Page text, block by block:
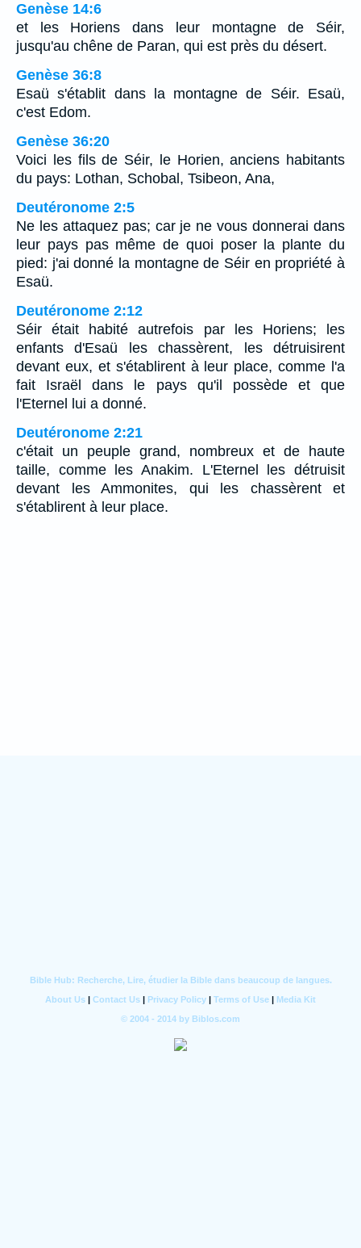
Genèse 14:6
et les Horiens dans leur montagne de Séir,
jusqu'au chêne de Paran, qui est près du désert.
Genèse 36:8
Esaü s'établit dans la montagne de Séir. Esaü,
c'est Edom.
Genèse 36:20
Voici les fils de Séir, le Horien, anciens habitants
du pays: Lothan, Schobal, Tsibeon, Ana,
Deutéronome 2:5
Ne les attaquez pas; car je ne vous donnerai dans
leur pays pas même de quoi poser la plante du
pied: j'ai donné la montagne de Séir en propriété à
Esaü.
Deutéronome 2:12
Séir était habité autrefois par les Horiens; les
enfants d'Esaü les chassèrent, les détruisirent
devant eux, et s'établirent à leur place, comme l'a
fait Israël dans le pays qu'il possède et que
l'Eternel lui a donné.
Deutéronome 2:21
c'était un peuple grand, nombreux et de haute
taille, comme les Anakim. L'Eternel les détruisit
devant les Ammonites, qui les chassèrent et
s'établirent à leur place.